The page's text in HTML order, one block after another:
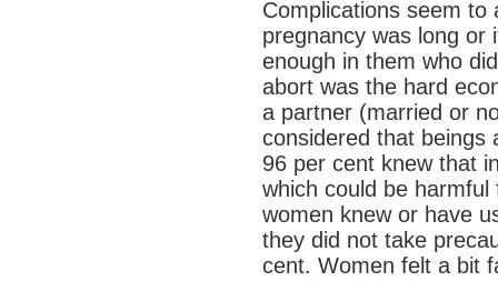
Complications seem
pregnancy was long or
enough in them who
abort was the hard
a partner (married or
considered that beings
96 per cent knew that
which could be
women knew or have
they did not take
cent. Women felt a bit